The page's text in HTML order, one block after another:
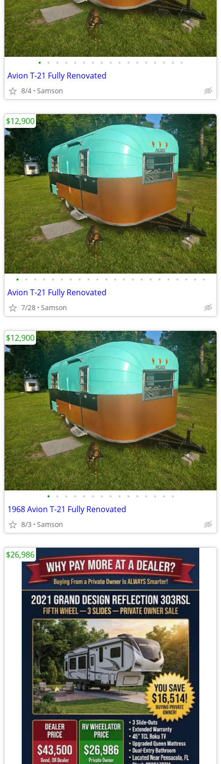
• • • • • • • • • • • • • • • • •
Avion T-21 Fully Renovated
8/4 Samson
• • • • • • • • • • • • • • • • • • • • • •
Avion T-21 Fully Renovated
7/28 Samson
$12,900
• • • • • • • • • • • • • • •
1968 Avion T-21 Fully Renovated
8/3 Samson
$12,900
$26,986